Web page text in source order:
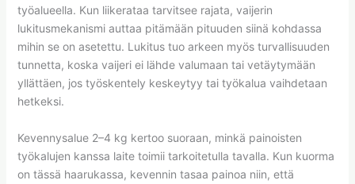
työalueella. Kun liikerataa tarvitsee rajata, vaijerin
lukitusmekanismi auttaa pitämään pituuden siinä kohdassa
mihin se on asetettu. Lukitus tuo arkeen myös turvallisuuden
tunnetta, koska vaijeri ei lähde valumaan tai vetäytymään
yllättäen, jos työskentely keskeytyy tai työkalua vaihdetaan
hetkeksi.
Kevennysalue 2–4 kg kertoo suoraan, minkä painoisten
työkalujen kanssa laite toimii tarkoitetulla tavalla. Kun kuorma
on tässä haarukassa, kevennin tasaa painoa niin, että